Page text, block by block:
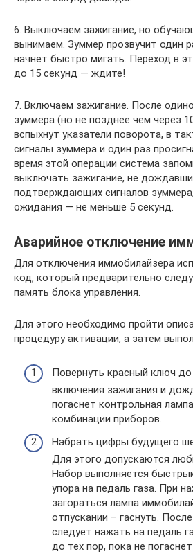
6. Выключаем зажигание, но
вынимаем. Зуммер прозвучит один
начнет быстро мигать. Переход в
до 15 секунд — ждите!
7. Включаем зажигание. После
зуммера (но не позднее чем через
вспыхнут указатели поворота, в
сигналы зуммера и один раз
время этой операции система
выключать зажигание, не
подтверждающих сигналов
ожидания — не меньше 5 секунд.
Аварийное отключение
Для отключения иммобилайзера
код, который предварительно
память блока управления.
Для этого необходимо пройти
процедуру активации, а затем
Повернуть красный ключ
включения зажигания и
погаснет контрольная
комбинации приборов.
Набрать цифры будущего
Для этого допускаются
Набор выполняется
упора на педаль газа. При
загораться лампа
отпускании – гаснуть.
следует нажать на педаль
до тех пор, пока не